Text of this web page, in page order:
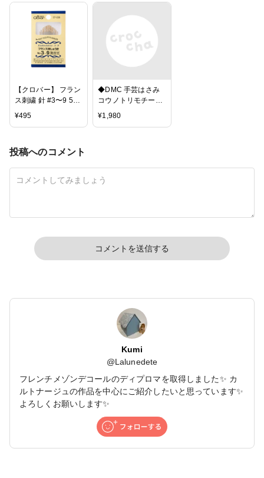
【クロバー】 フラン
ス刺繍 針 #3〜9 57-
039 | つくる楽しみ
¥495
◆DMC 手芸はさみ
コウノトリモチーフ
SU1036 全長
9.5cm◆シザース
¥1,980
投稿へのコメント
コメントを送信する
Kumi
@Lalunedete
フレンチメゾンデコールのディプロマを取得しました✨ カ
ルトナージュの作品を中心にご紹介したいと思っています✨
よろしくお願いします✨